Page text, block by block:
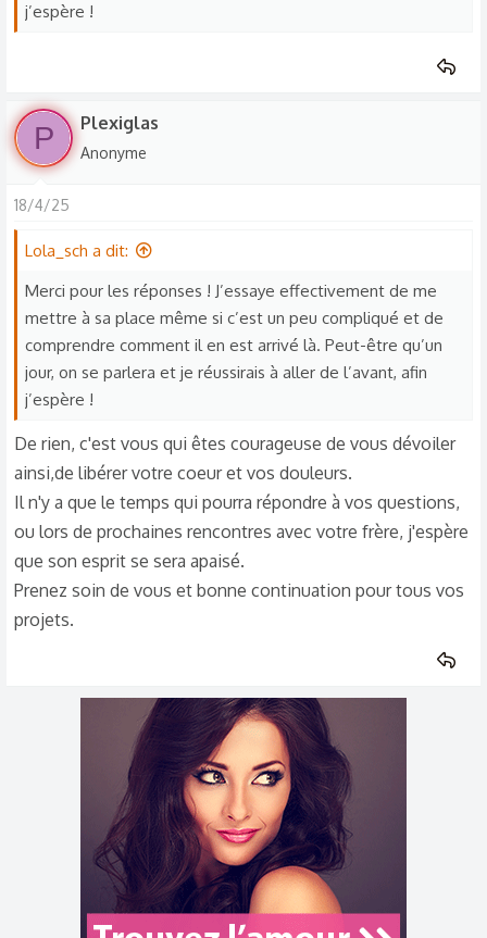
j’espère !
P Plexiglas
Anonyme
18/4/25
Lola_sch a dit:
Merci pour les réponses ! J’essaye effectivement de me
mettre à sa place même si c’est un peu compliqué et de
comprendre comment il en est arrivé là. Peut-être qu’un
jour, on se parlera et je réussirais à aller de l’avant, afin
j’espère !
De rien, c'est vous qui êtes courageuse de vous dévoiler
ainsi,de libérer votre coeur et vos douleurs.
Il n'y a que le temps qui pourra répondre à vos questions,
ou lors de prochaines rencontres avec votre frère, j'espère
que son esprit se sera apaisé.
Prenez soin de vous et bonne continuation pour tous vos
projets.